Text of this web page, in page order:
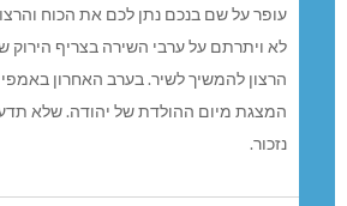
עופר על שם בנכם נתן לכם את הכוח
לא ויתרתם על ערבי השירה בצריף הירוק
הרצון להמשיך לשיר. בערב האחרון באמפי
המצגת מיום ההולדת של יהודה. שלא
נזכור.